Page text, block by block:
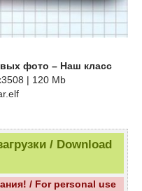
фото – Наш класс
| 120 Мb
/ Download
/ For personal use